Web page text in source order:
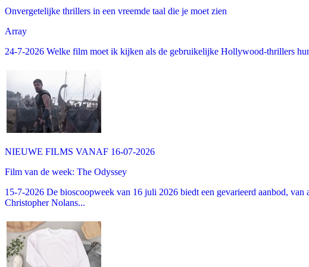
Onvergetelijke thrillers in een vreemde taal die je moet zien
Array
24-7-2026 Welke film moet ik kijken als de gebruikelijke Hollywood-thrillers
NIEUWE FILMS VANAF 16-07-2026
Film van de week: The Odyssey
15-7-2026 De bioscoopweek van 16 juli 2026 biedt een gevarieerd aanbod,
Christopher Nolans...